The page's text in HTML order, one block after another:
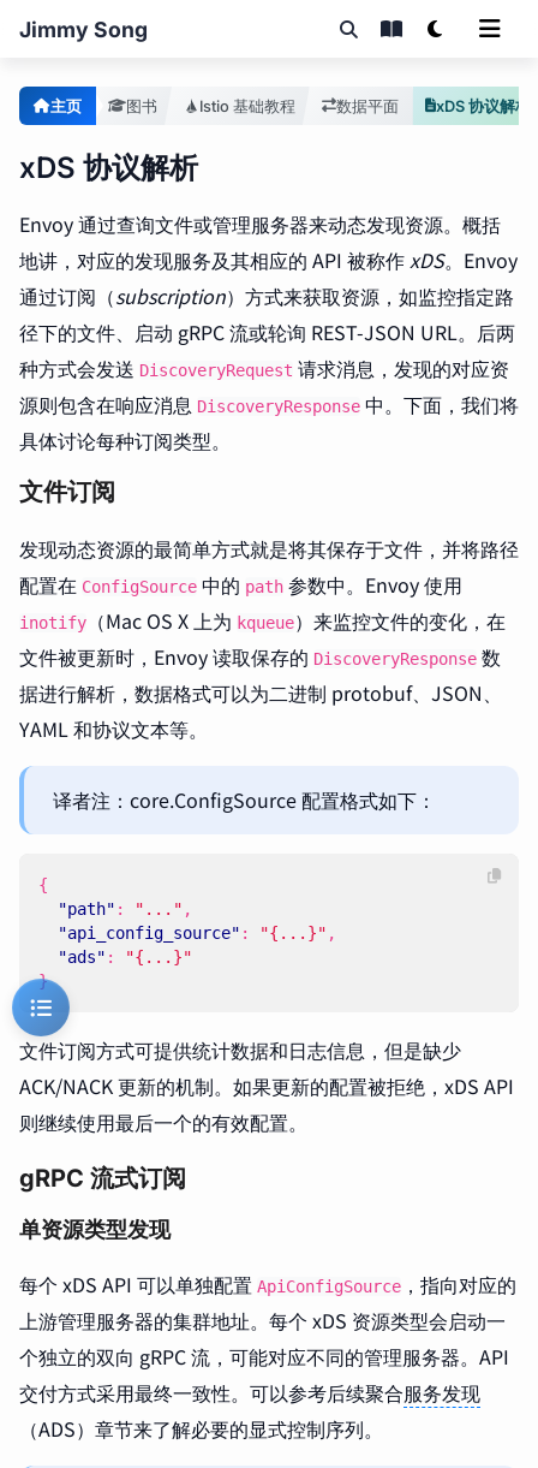
Jimmy Song
主页 图书 Istio 基础教程 数据平面 xDS 协议解析
xDS 协议解析
Envoy 通过查询文件或管理服务器来动态发现资源。概括
地讲，对应的发现服务及其相应的 API 被称作xDS。Envoy
通过订阅（subscription）方式来获取资源，如监控指定路
径下的文件、启动 gRPC 流或轮询 REST-JSON URL。后两
种方式会发送 DiscoveryRequest 请求消息，发现的对应资
源则包含在响应消息 DiscoveryResponse 中。下面，我们将
具体讨论每种订阅类型。
文件订阅
发现动态资源的最简单方式就是将其保存于文件，并将路径
配置在 ConfigSource 中的 path 参数中。Envoy 使用
inotify （Mac OS X 上为 kqueue）来监控文件的变化，在
文件被更新时，Envoy 读取保存的 DiscoveryResponse 数
据进行解析，数据格式可以为二进制 protobuf、JSON、
YAML 和协议文本等。
译者注：core.ConfigSource 配置格式如下：
{
"path" : "..." ,
"api_config_source" : "{...}" ,
"ads" :
"{...}"
}
文件订阅方式可提供统计数据和日志信息，但是缺少
ACK/NACK 更新的机制。如果更新的配置被拒绝，xDS API
则继续使用最后一个的有效配置。
gRPC 流式订阅
单资源类型发现
每个 xDS API 可以单独配置 ApiConfigSource ，指向对应的
上游管理服务器的集群地址。每个 xDS 资源类型会启动一
个独立的双向 gRPC 流，可能对应不同的管理服务器。API
交付方式采用最终一致性。可以参考后续聚合服务发现
（ADS）章节来了解必要的显式控制序列。